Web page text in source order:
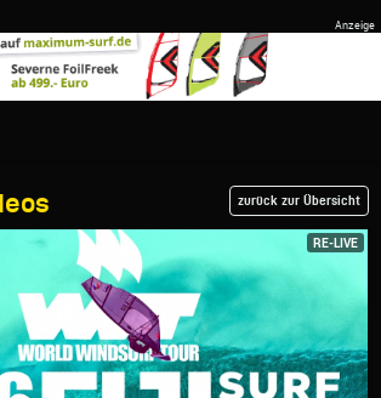
zurück zur Übersicht
RE-LIVE